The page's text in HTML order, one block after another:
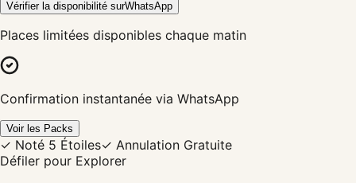
Vérifier la disponibilité surWhatsApp
Places limitées disponibles chaque matin
Confirmation instantanée via WhatsApp
Voir les Packs
✓ Noté 5 Étoiles✓ Annulation Gratuite
Défiler pour Explorer